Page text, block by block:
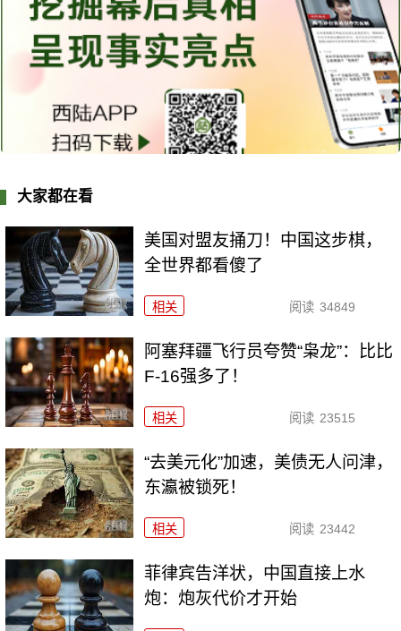
大家都在看
美国对盟友捅刀！中国这步棋，
全世界都看傻了
相关 阅读 34849
阿塞拜疆飞行员夸赞“枭龙”：比比
F-16强多了！
相关 阅读 23515
“去美元化”加速，美债无人问津，
东瀛被锁死！
相关 阅读 23442
菲律宾告洋状，中国直接上水
炮：炮灰代价才开始